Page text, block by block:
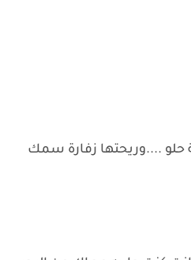
....وريحتها زفارة سمك